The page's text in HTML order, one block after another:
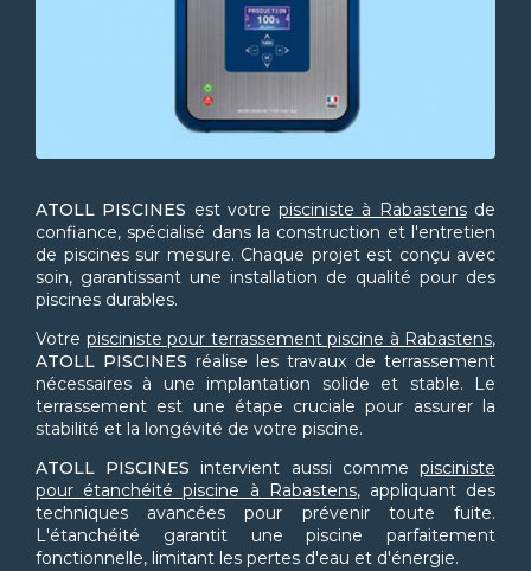
ATOLL PISCINES est votrepisciniste à Rabastensde
confiance, spécialisé dans la construction et l'entretien
de piscines sur mesure. Chaque projet est conçu avec
soin, garantissant une installation de qualité pour des
piscines durables.
Votre pisciniste pour terrassement piscine à Rabastens,
ATOLL PISCINES réalise les travaux de terrassement
nécessaires à une implantation solide et stable. Le
terrassement est une étape cruciale pour assurer la
stabilité et la longévité de votre piscine.
ATOLL PISCINES intervient aussi commepisciniste
pour étanchéité piscine à Rabastens, appliquant des
techniques avancées pour prévenir toute fuite.
L'étanchéité garantit une piscine parfaitement
fonctionnelle, limitant les pertes d'eau et d'énergie.